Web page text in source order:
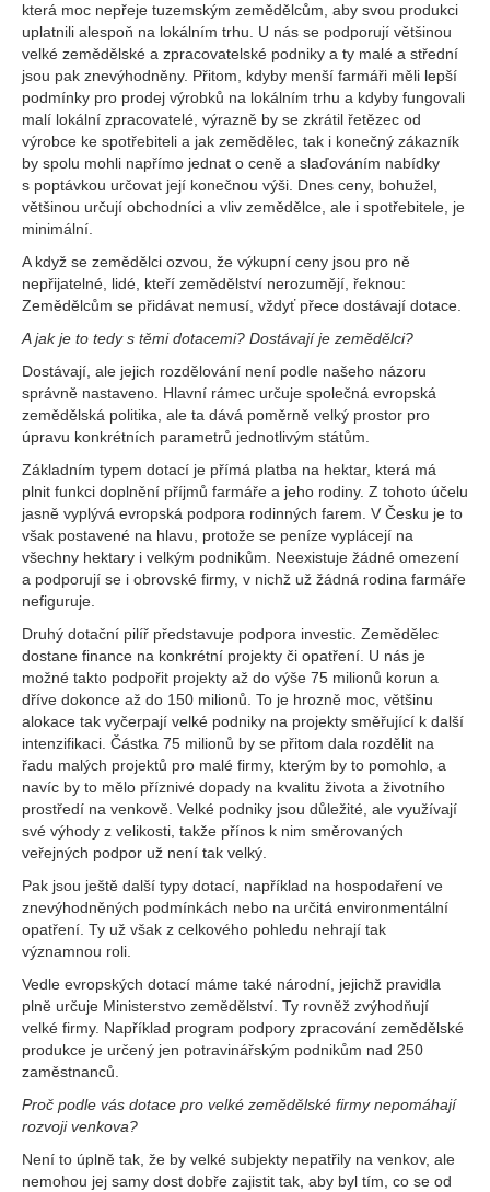
která moc nepřeje tuzemským zemědělcům, aby svou produkci
uplatnili alespoň na lokálním trhu. U nás se podporují většinou
velké zemědělské a zpracovatelské podniky a ty malé a střední
jsou pak znevýhodněny. Přitom, kdyby menší farmáři měli lepší
podmínky pro prodej výrobků na lokálním trhu a kdyby fungovali
malí lokální zpracovatelé, výrazně by se zkrátil řetězec od
výrobce ke spotřebiteli a jak zemědělec, tak i konečný zákazník
by spolu mohli napřímo jednat o ceně a slaďováním nabídky
s poptávkou určovat její konečnou výši. Dnes ceny, bohužel,
většinou určují obchodníci a vliv zemědělce, ale i spotřebitele, je
minimální.
A když se zemědělci ozvou, že výkupní ceny jsou pro ně
nepřijatelné, lidé, kteří zemědělství nerozumějí, řeknou:
Zemědělcům se přidávat nemusí, vždyť přece dostávají dotace.
A jak je to tedy s těmi dotacemi? Dostávají je zemědělci?
Dostávají, ale jejich rozdělování není podle našeho názoru
správně nastaveno. Hlavní rámec určuje společná evropská
zemědělská politika, ale ta dává poměrně velký prostor pro
úpravu konkrétních parametrů jednotlivým státům.
Základním typem dotací je přímá platba na hektar, která má
plnit funkci doplnění příjmů farmáře a jeho rodiny. Z tohoto účelu
jasně vyplývá evropská podpora rodinných farem. V Česku je to
však postavené na hlavu, protože se peníze vyplácejí na
všechny hektary i velkým podnikům. Neexistuje žádné omezení
a podporují se i obrovské firmy, v nichž už žádná rodina farmáře
nefiguruje.
Druhý dotační pilíř představuje podpora investic. Zemědělec
dostane finance na konkrétní projekty či opatření. U nás je
možné takto podpořit projekty až do výše 75 milionů korun a
dříve dokonce až do 150 milionů. To je hrozně moc, většinu
alokace tak vyčerpají velké podniky na projekty směřující k další
intenzifikaci. Částka 75 milionů by se přitom dala rozdělit na
řadu malých projektů pro malé firmy, kterým by to pomohlo, a
navíc by to mělo příznivé dopady na kvalitu života a životního
prostředí na venkově. Velké podniky jsou důležité, ale využívají
své výhody z velikosti, takže přínos k nim směrovaných
veřejných podpor už není tak velký.
Pak jsou ještě další typy dotací, například na hospodaření ve
znevýhodněných podmínkách nebo na určitá environmentální
opatření. Ty už však z celkového pohledu nehrají tak
významnou roli.
Vedle evropských dotací máme také národní, jejichž pravidla
plně určuje Ministerstvo zemědělství. Ty rovněž zvýhodňují
velké firmy. Například program podpory zpracování zemědělské
produkce je určený jen potravinářským podnikům nad 250
zaměstnanců.
Proč podle vás dotace pro velké zemědělské firmy nepomáhají
rozvoji venkova?
Není to úplně tak, že by velké subjekty nepatřily na venkov, ale
nemohou jej samy dost dobře zajistit tak, aby byl tím, co se od